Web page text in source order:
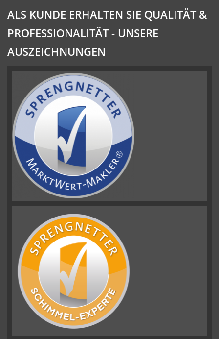
ALS KUNDE ERHALTEN SIE QUALITÄT &
PROFESSIONALITÄT - UNSERE
AUSZEICHNUNGEN